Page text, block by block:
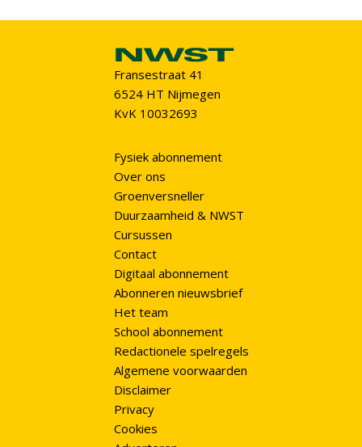
Fransestraat 41
6524 HT Nijmegen
KvK 10032693
Fysiek abonnement
Over ons
Groenversneller
Duurzaamheid & NWST
Cursussen
Contact
Digitaal abonnement
Abonneren nieuwsbrief
Het team
School abonnement
Redactionele spelregels
Algemene voorwaarden
Disclaimer
Privacy
Cookies